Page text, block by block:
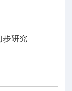
步研究